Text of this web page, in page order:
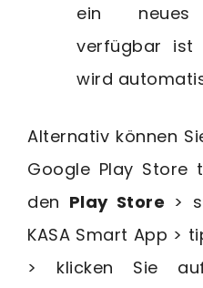
ein neues
verfügbar
wird
Alternativ können
Google Play Store
den Play Store >
KASA Smart App >
> klicken Sie